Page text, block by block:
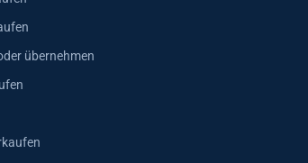
übernehmen